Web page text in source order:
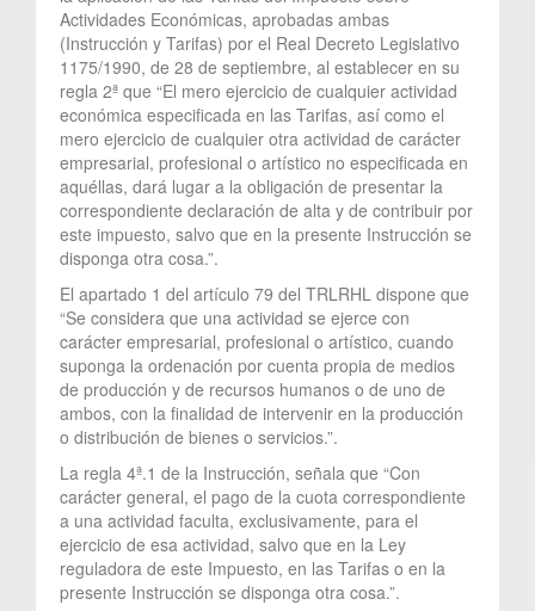
Actividades Económicas, aprobadas ambas
(Instrucción y Tarifas) por el Real Decreto Legislativo
1175/1990, de 28 de septiembre, al establecer en su
regla 2ª que “El mero ejercicio de cualquier actividad
económica especificada en las Tarifas, así como el
mero ejercicio de cualquier otra actividad de carácter
empresarial, profesional o artístico no especificada en
aquéllas, dará lugar a la obligación de presentar la
correspondiente declaración de alta y de contribuir por
este impuesto, salvo que en la presente Instrucción se
disponga otra cosa.”.
El apartado 1 del artículo 79 del TRLRHL dispone que
“Se considera que una actividad se ejerce con
carácter empresarial, profesional o artístico, cuando
suponga la ordenación por cuenta propia de medios
de producción y de recursos humanos o de uno de
ambos, con la finalidad de intervenir en la producción
o distribución de bienes o servicios.”.
La regla 4ª.1 de la Instrucción, señala que “Con
carácter general, el pago de la cuota correspondiente
a una actividad faculta, exclusivamente, para el
ejercicio de esa actividad, salvo que en la Ley
reguladora de este Impuesto, en las Tarifas o en la
presente Instrucción se disponga otra cosa.”.